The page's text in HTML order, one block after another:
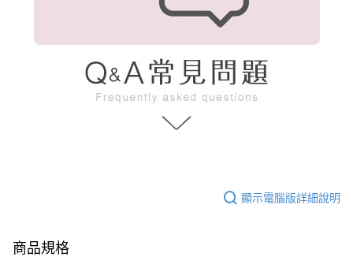
顯示電腦版詳細說明
商品規格